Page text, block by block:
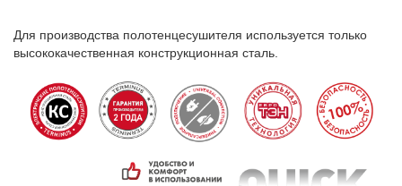
Для производства полотенцесушителя используется только
высококачественная конструкционная сталь.